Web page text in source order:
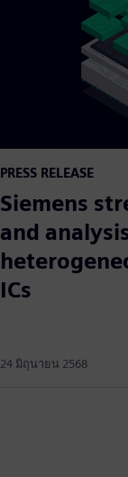
PRESS RELEASE
Siemens
and
ICs
24 มิถุนายน 2568